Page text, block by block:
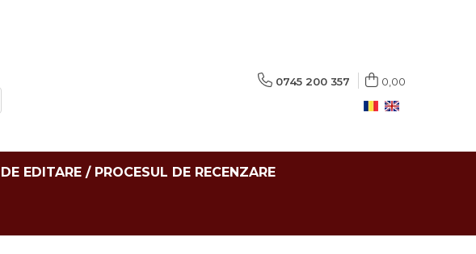
0745 200 357 0,00
EDITARE / PROCESUL DE RECENZARE